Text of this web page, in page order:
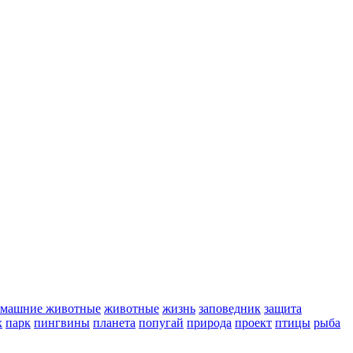
животные животные жизнь заповедник защита
парк пингвины планета попугай природа проект птицы рыба